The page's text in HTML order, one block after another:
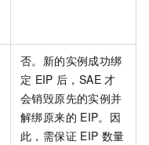
否。新的实例成功绑
定 EIP 后， SAE 才
会销毁原先的实例并
解绑原来的 EIP。因
此，需保证 EIP 数量